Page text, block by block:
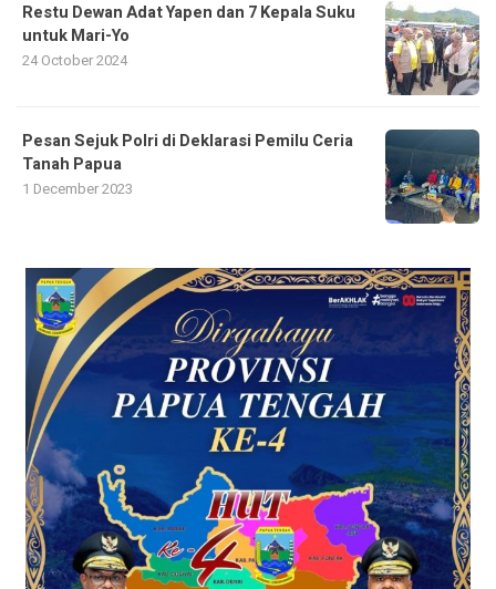
Restu Dewan Adat Yapen dan 7 Kepala Suku
untuk Mari-Yo
24 October 2024
Pesan Sejuk Polri di Deklarasi Pemilu Ceria
Tanah Papua
1 December 2023